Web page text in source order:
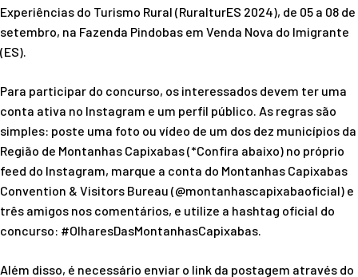
Experiências do Turismo Rural (RuralturES 2024), de 05 a 08 de
setembro, na Fazenda Pindobas em Venda Nova do Imigrante
(ES).
Para participar do concurso, os interessados devem ter uma
conta ativa no Instagram e um perfil público. As regras são
simples: poste uma foto ou vídeo de um dos dez municípios da
Região de Montanhas Capixabas (*Confira abaixo) no próprio
feed do Instagram, marque a conta do Montanhas Capixabas
Convention & Visitors Bureau (@montanhascapixabaoficial) e
três amigos nos comentários, e utilize a hashtag oficial do
concurso: #OlharesDasMontanhasCapixabas.
Além disso, é necessário enviar o link da postagem através do